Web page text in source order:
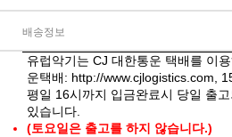
배송정보
유럽악기는 CJ 대한통운 택배를 이
운택배: http://www.cjlogistics.com ,
평일 16시까지 입금완료시 당일 출
있습니다.
(토요일은 출고를 하지 않습니다.)